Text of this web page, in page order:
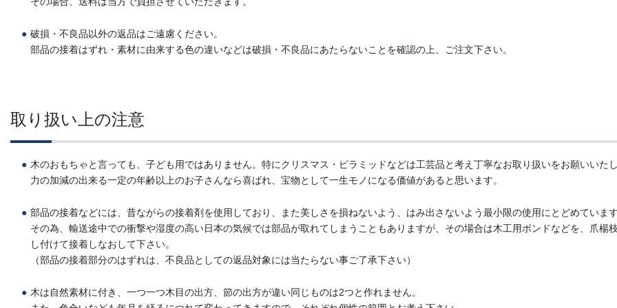
破損・不良品以外の返品はご遠慮ください。
部品の接着はずれ・素材に由来する色の違いなどは破損・不良品にあたらないことを確認の上、ご注文下さい。
取り扱い上の注意
木のおもちゃと言っても、子ども用ではありません。特にクリスマス・ピラミッドなどは工芸品と考え丁寧なお取り扱いをお願いいたし
力の加減の出来る一定の年齢以上のお子さんなら喜ばれ、宝物として一生モノになる価値があると思います。
部品の接着などには、昔ながらの接着剤を使用しており、また美しさを損ねないよう、はみ出さないよう最小限の使用にとどめています
その為、輸送途中での衝撃や湿度の高い日本の気候では部品が取れてしまうこともありますが、その場合は木工用ボンドなどを、爪楊
し付けて接着しなおして下さい。
（部品の接着部分のはずれは、不良品としての返品対象には当たらない事ご了承下さい）
木は自然素材に付き、一つ一つ木目の出方、節の出方が違い同じものは2つと作れません。